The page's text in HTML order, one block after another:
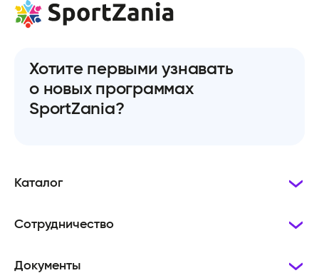
Хотите первыми узнавать
о новых программах
SportZania?
Каталог
Сотрудничество
Документы